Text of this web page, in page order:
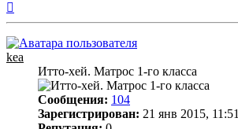
kea
Итто-хей. Матрос 1-го класса
Сообщения: 104
Зарегистрирован: 21 янв 2015, 11:51